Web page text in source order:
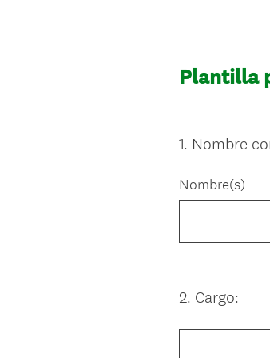
Plantilla
Question
1. Nombre
Nombre(s)
Question
2. Cargo: